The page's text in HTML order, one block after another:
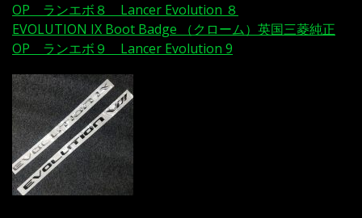
OP ランエボ８ Lancer Evolution ８
EVOLUTION IX Boot Badge （クローム）英国三菱純正
OP ランエボ９ Lancer Evolution 9